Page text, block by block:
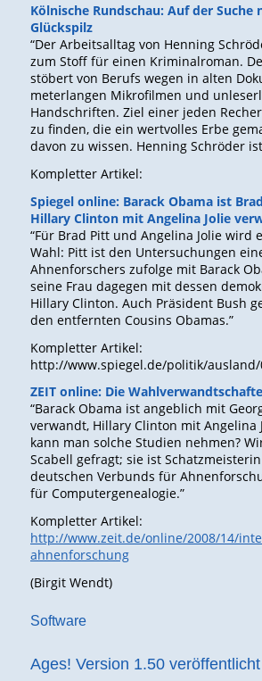
Kölnische Rundschau: Auf der Suche
Glückspilz
“Der Arbeitsalltag von Henning
zum Stoff für einen Kriminalroman.
stöbert von Berufs wegen in alten
meterlangen Mikrofilmen und
Handschriften. Ziel einer jeden
zu finden, die ein wertvolles Erbe
davon zu wissen. Henning Schröder
Kompletter Artikel:
Spiegel online: Barack Obama ist
Hillary Clinton mit Angelina Jolie
“Für Brad Pitt und Angelina Jolie wird
Wahl: Pitt ist den Untersuchungen
Ahnenforschers zufolge mit Barack
seine Frau dagegen mit dessen
Hillary Clinton. Auch Präsident Bush
den entfernten Cousins Obamas.”
Kompletter Artikel:
http://www.spiegel.de/politik/ausland/
ZEIT online: Die
“Barack Obama ist angeblich mit
verwandt, Hillary Clinton mit Angelina
kann man solche Studien nehmen?
Scabell gefragt; sie ist
deutschen Verbunds für
für Computergenealogie.”
Kompletter Artikel:
http://www.zeit.de/online/2008/14/
ahnenforschung
(Birgit Wendt)
Software
Ages! Version 1.50 veröffentlicht